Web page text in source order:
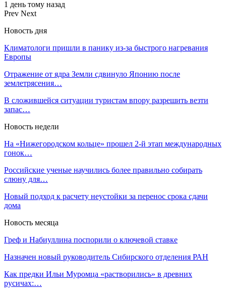
1 день тому назад
Prev Next
Новость дня
Климатологи пришли в панику из-за быстрого нагревания
Европы
Отражение от ядра Земли сдвинуло Японию после
землетрясения…
В сложившейся ситуации туристам впору разрешить везти
запас…
Новость недели
На «Нижегородском кольце» прошел 2‑й этап международных
гонок…
Российские ученые научились более правильно собирать
слюну для…
Новый подход к расчету неустойки за перенос срока сдачи
дома
Новость месяца
Греф и Набиуллина поспорили о ключевой ставке
Назначен новый руководитель Сибирского отделения РАН
Как предки Ильи Муромца «растворились» в древних
русичах:…